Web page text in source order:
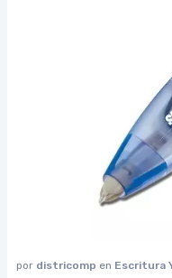
por districomp en Escritura